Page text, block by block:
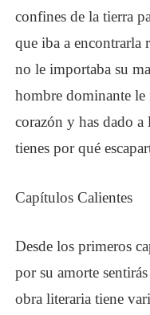
confines de la tierra
que iba a encontrarla
no le importaba su
hombre dominante
corazón y has dado
tienes por qué
Capítulos Calientes
Desde los primeros
por suamorte
obra literaria tiene